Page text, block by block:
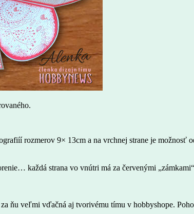
rozmerov 9× 13cm a na vrchnej strane je možnosť
každá strana vo vnútri má za červenými „zámkami“
ňu veľmi vďačná aj tvorivému tímu v hobbyshope.